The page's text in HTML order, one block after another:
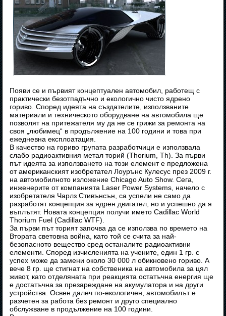
Появи се и първият концептуален автомобил, работещ с
практически безотпадъчно и екологично чисто ядрено
гориво. Според идеята на създателите, използваните
материали и техническото оборудване на автомобила ще
позволят на притежателя му да не се грижи за ремонта на
своя „любимец“ в продължение на 100 години и това при
ежедневна експлоатация.
В качество на гориво групата разработчици е използвала
слабо радиоактивния метал торий (Thorium, Th). За първи
път идеята за използването на този елемент е предложена
от американският изобретател Лоурънс Кулесус през 2009 г.
на автомобилното изложение Chicago Auto Show. Сега,
инженерите от компанията Laser Power Systems, начело с
изобретателя Чарлз Стивънсън, са успели не само да
разработят концепция за ядрен двигател, но и успешно да я
въплътят. Новата концепция получи името Cadillac World
Thorium Fuel (Cadillac WTF).
За първи път торият започва да се използва по времето на
Втората световна война, като той се счита за най-
безопасното вещество сред останалите радиоактивни
елементи. Според изчисленията на учените, един 1 гр. с
успех може да замени около 30 000 л обикновено гориво. А
вече 8 гр. ще стигнат на собственика на автомобила за цял
живот, като отделяната при реакцията остатъчна енергия ще
е достатъчна за презареждане на акумулатора и на други
устройства. Освен далеч по-екологичен, автомобилът е
разчетен за работа без ремонт и друго специално
обслужване в продължение на 100 години.